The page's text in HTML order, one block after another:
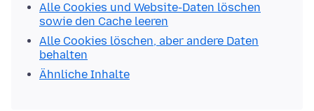
Alle Cookies und Website-Daten löschen
sowie den Cache leeren
Alle Cookies löschen, aber andere Daten
behalten
Ähnliche Inhalte